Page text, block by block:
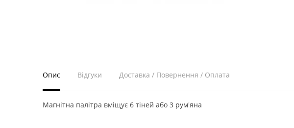
Опис Відгуки Доставка / Повернення / Оплата
Магнітна палітра вміщує 6 тіней або 3 рум'яна